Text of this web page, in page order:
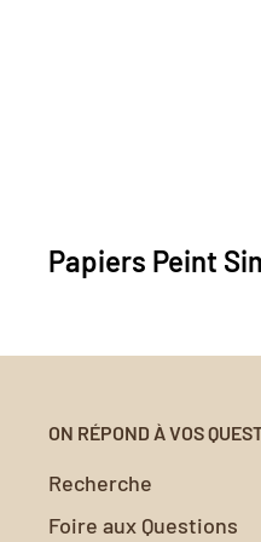
Papiers Peint
ON RÉPOND À VOS
Recherche
Foire aux Questions